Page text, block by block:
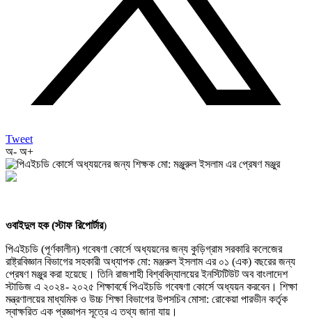
Tweet
অ- অ+
ওবাইদুল হক (স্টাফ রিপোর্টার)
পিএইচডি (পূর্ণকালীন) গবেষণা কোর্সে অধ্যয়নের জন্য কুড়িগ্রাম সরকারি কলেজের
রাষ্ট্রবিজ্ঞান বিভাগের সহকারী অধ্যাপক মো: মঞ্জরুল ইসলাম এর ০১ (এক) বছরের জন্য
প্রেষণ মঞ্জুর করা হয়েছে। তিনি রাজশাহী বিশ্ববিদ্যালয়ের ইনস্টিটিউট অব বাংলাদেশ
স্টাডিজ এ ২০২৪- ২০২৫ শিক্ষাবর্ষে পিএইচডি গবেষণা কোর্সে অধ্যয়ন করবেন। শিক্ষা
মন্ত্রণালয়ের মাধ্যমিক ও উচ্চ শিক্ষা বিভাগের উপসচিব মোসা: রোকেয়া পারভীন কর্তৃক
স্বাক্ষরিত এক প্রজ্ঞাপন সূত্রে এ তথ্য জানা যায়।